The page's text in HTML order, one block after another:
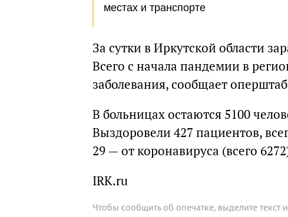
местах и транспорте
За сутки в Иркутской области
Всего с начала пандемии в
заболевания, сообщает
В больницах остаются 5100
Выздоровели 427 пациентов,
29 — от коронавируса (всего
IRK.ru
Чтобы сообщить об опечатке, выделите текст